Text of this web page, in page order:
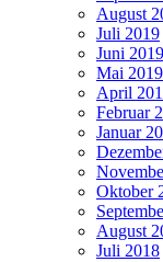
August
Juli 2019
Juni 2019
Mai 2019
April
Februar
Januar
Oktober
August
Juli 2018